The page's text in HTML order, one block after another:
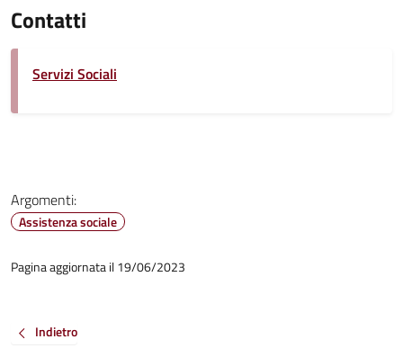
Contatti
Servizi Sociali
Argomenti:
Assistenza sociale
Pagina aggiornata il 19/06/2023
Indietro